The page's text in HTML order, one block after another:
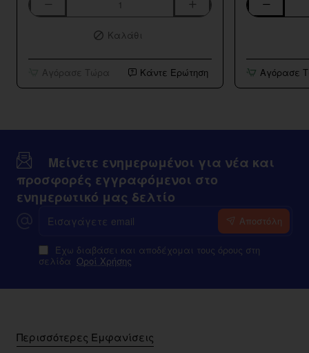
Aspire
Καλάθι
Αγόρασε Τώρα Κάντε Ερώτηση
Bar
10ml/120ml
Αγόρασε
Μείνετε ενημερωμένοι για νέα και
προσφορές εγγραφόμενοι στο
ενημερωτικό μας δελτίο
email
Αποστόλη
Έχω διαβάσει και αποδέχομαι τους όρους στη
σελίδα Οροί Χρήσης
Περισσότερες Εμφανίσεις